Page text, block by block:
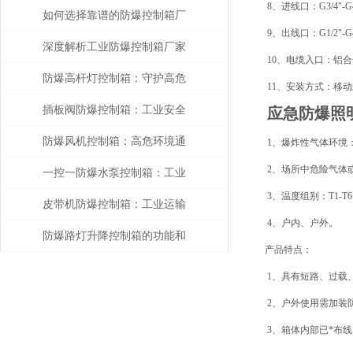
8、进线口：G3/4"-
9、出线口：G1/2"-
10、电缆入口：铝合
11、安装方式：移动
应急防爆照
1、爆炸性气体环境：
2、场所中危险气体
3、温度组别：T1-T6
4、户内、户外。
产品特点：
1、具有短路、过载、
2、户外使用需加装
3、箱体内部已*布线
析
如何选择靠谱的防爆控制箱厂
家？
深度解析工业防爆控制箱厂家
的核心技术指标与选型策略
防爆高杆灯控制箱：守护高危
环境的光明中枢
插板阀防爆控制箱：工业安全
的关键守护者
防爆风机控制箱：高危环境通
风系统的核心控制单元
一控一防爆水泵控制箱：工业
安全的智能守护者
皮带机防爆控制箱：工业运输
的智能安全管家
防爆路灯升降控制箱的功能和